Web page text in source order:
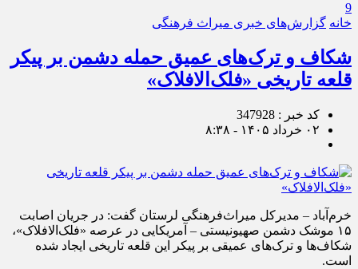
9
خانه گزارش‌های خبری میراث فرهنگی
شکاف و ترک‌های عمیق حمله دشمن بر پیکر
قلعه تاریخی «فلک‌الافلاک»
کد خبر : 347928
۰۲ خرداد ۱۴۰۵ - ۸:۳۸
خرم‌آباد – مدیرکل میراث‌فرهنگی لرستان گفت: در جریان اصابت
۱۵ موشک دشمن صهیونیستی – آمریکایی در عرصه «فلک‌الافلاک»،
شکاف‌ها و ترک‌های عمیقی بر پیکر این قلعه تاریخی ایجاد شده
است.